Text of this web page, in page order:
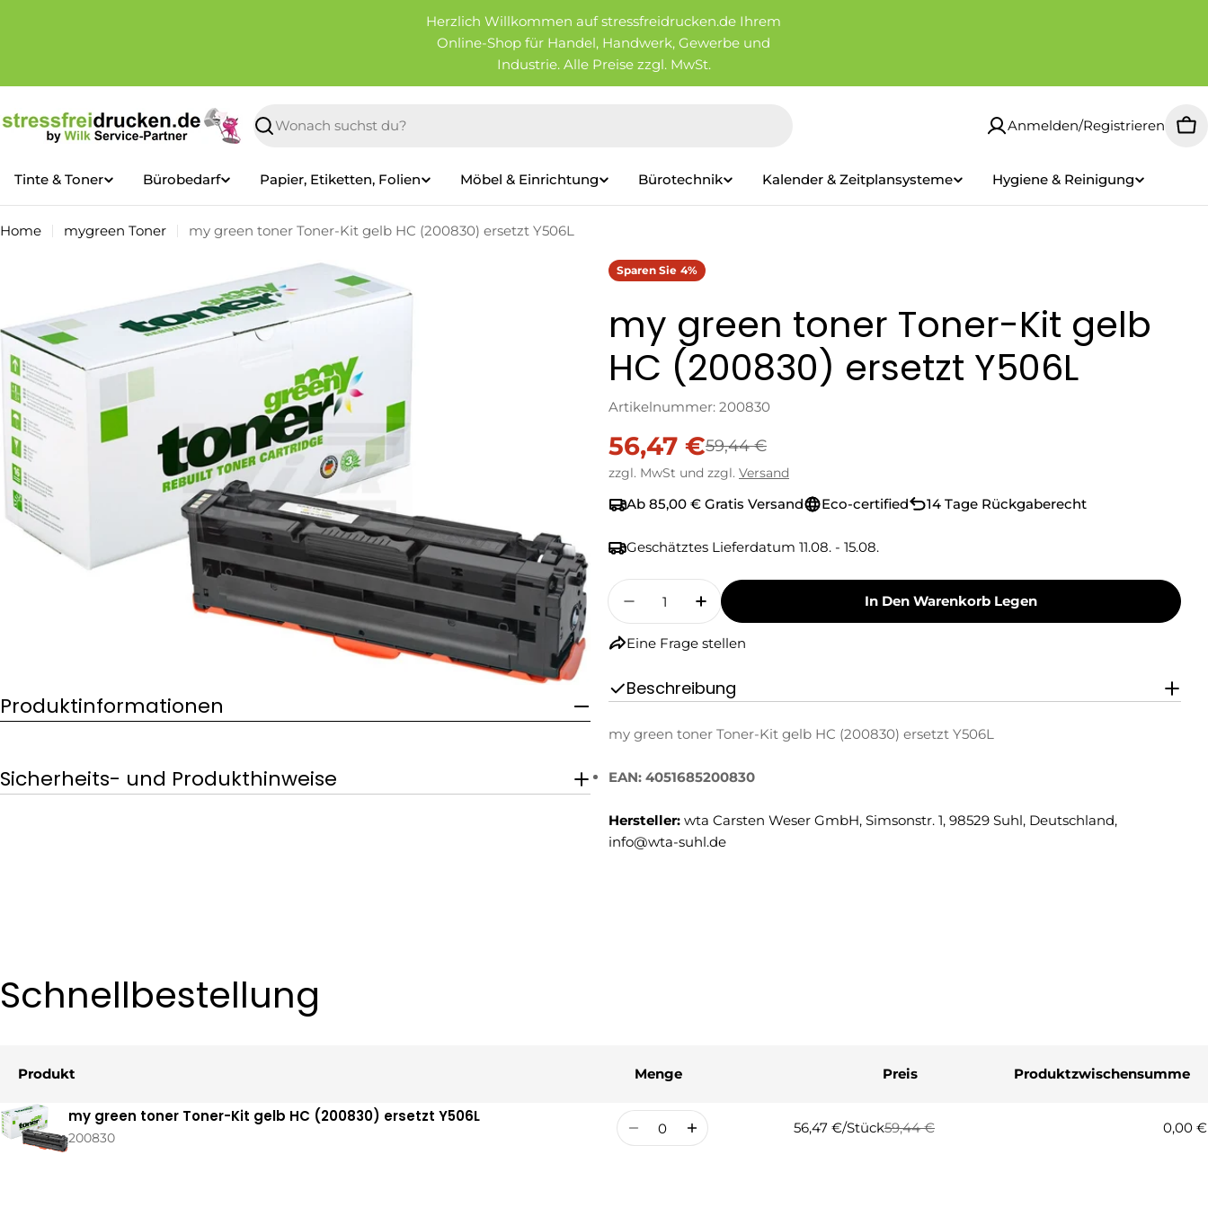
Herzlich Willkommen auf stressfreidrucken.de Ihrem
Online-Shop für Handel, Handwerk, Gewerbe und
Industrie. Alle Preise zzgl. MwSt.
Suchen
Anmelden/Registrieren
Tinte & Toner Bürobedarf Papier, Etiketten, Folien Möbel & Einrichtung Bürotechnik Kalender & Zeitplansysteme Hygiene & Reinigung
Home mygreen Toner my green toner Toner-Kit gelb HC (200830) ersetzt Y506L
Produktinformationen
Sie das Medium 0 im Modalformat
Produktinformationen
Sicherheits- und Produkthinweise
Sparen Sie 4%
my green toner Toner-Kit gelb
HC (200830) ersetzt Y506L
Artikelnummer: 200830
Verkaufspreis
56,47 €
Regulärer
Preis
59,44 €
zzgl. MwSt und zzgl. Versand
Ab 85,00 € Gratis Versand Eco-certified 14 Tage Rückgaberecht
Geschätztes Lieferdatum 11.08. - 15.08.
Menge
Menge Für My Green Toner Toner-Kit Gelb HC (200830) Ersetzt
Menge Für My Green Toner Toner-Kit Gelb HC (200830)
In Den Warenkorb Legen
Eine Frage stellen
Beschreibung
my green toner Toner-Kit gelb HC (200830) ersetzt Y506L
EAN: 4051685200830
Hersteller: wta Carsten Weser GmbH, Simsonstr. 1, 98529 Suhl, Deutschland,
info@wta-suhl.de
Schnellbestellung
Ihr
Warenkorb
Produkt Menge Preis Produktzwischensumme
my green toner Toner-Kit gelb HC (200830) ersetzt Y506L
200830
Menge 56,47 €/Stück
Regulärer
59,44 €
Verkaufspreis
0,00 €